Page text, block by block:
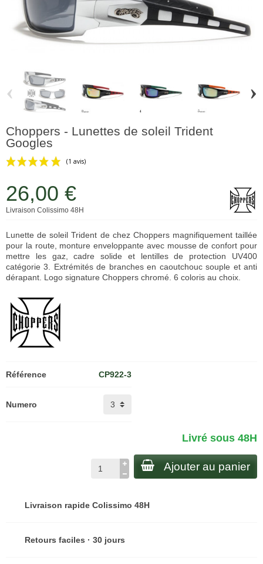
‹ ›
Choppers - Lunettes de soleil Trident
Googles
(1 avis)
26,00 €
Livraison Colissimo 48H
Lunette de soleil Trident de chez Choppers magnifiquement taillée
pour la route, monture enveloppante avec mousse de confort pour
mettre les gaz, cadre solide et lentilles de protection UV400
catégorie 3. Extrémités de branches en caoutchouc souple et anti
dérapant. Logo signature Choppers chromé. 6 coloris au choix.
Référence CP922-3
Numero
Livré sous 48H
Ajouter au panier
Livraison rapide Colissimo 48H
Retours faciles · 30 jours